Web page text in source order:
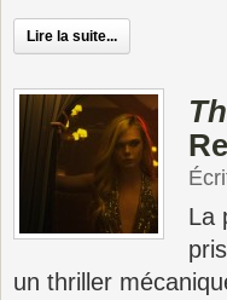
Lire la suite...
La
un thriller